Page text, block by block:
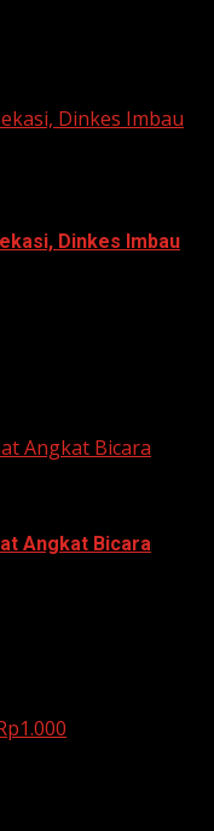
Dinkes Imbau
Dinkes Imbau
Angkat Bicara
Angkat Bicara